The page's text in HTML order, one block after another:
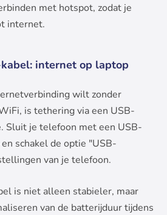
met hotspot, zodat je
internet.
internet op laptop
wilt zonder
is tethering via een USB-
Sluit je telefoon met een USB-
schakel de optie "USB-
van je telefoon.
is niet alleen stabieler, maar
van de batterijduur tijdens